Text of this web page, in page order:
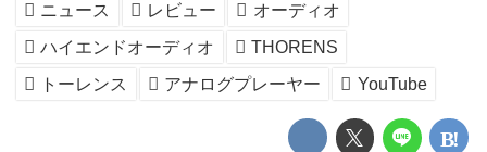
ニュース レビュー
オーディオ
ハイエンドオーディオ
THORENS
トーレンス
アナログプレーヤー YouTube